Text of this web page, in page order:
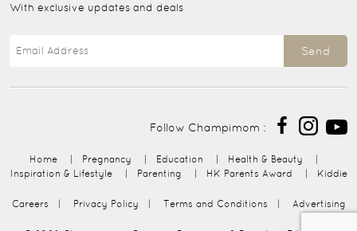
With exclusive updates and deals
Send
Follow Champimom :
Home Pregnancy Education Health & Beauty
Inspiration & Lifestyle
Parenting HK Parents Award Kiddie
Careers Privacy Policy Terms and Conditions Advertising